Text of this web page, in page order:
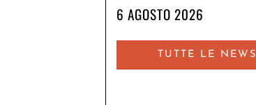
6 AGOSTO 2026
TUTTE LE NEWS